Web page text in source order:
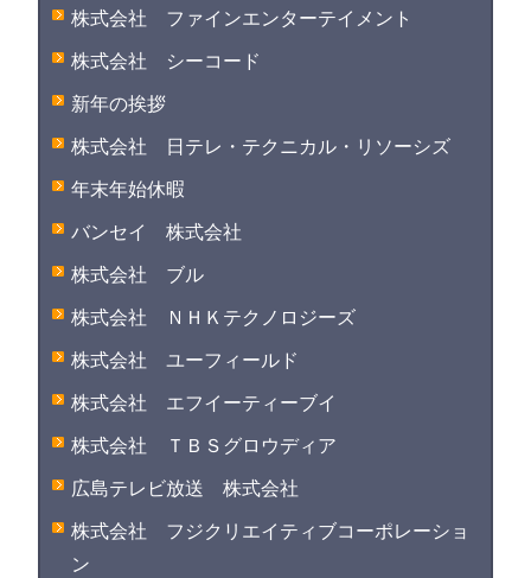
株式会社 ファインエンターテイメント
株式会社 シーコード
新年の挨拶
株式会社 日テレ・テクニカル・リソーシズ
年末年始休暇
バンセイ 株式会社
株式会社 ブル
株式会社 ＮＨＫテクノロジーズ
株式会社 ユーフィールド
株式会社 エフイーティーブイ
株式会社 ＴＢＳグロウディア
広島テレビ放送 株式会社
株式会社 フジクリエイティブコーポレーショ
ン